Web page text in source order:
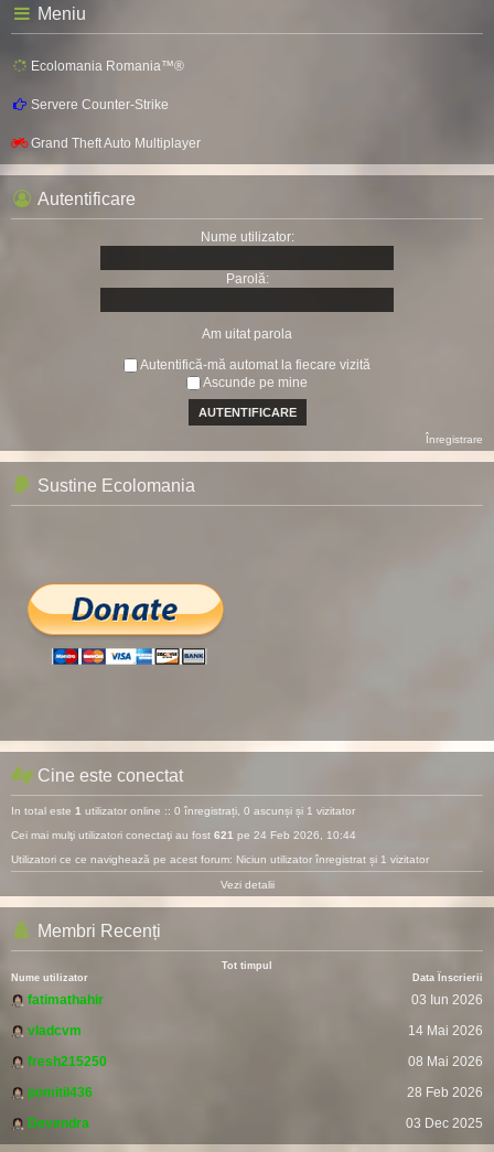
Meniu
Ecolomania Romania™®
Servere Counter-Strike
Grand Theft Auto Multiplayer
Autentificare
Nume utilizator:
Parolă:
Am uitat parola
Autentifică-mă automat la fiecare vizită
Ascunde pe mine
Înregistrare
Sustine Ecolomania
Cine este conectat
In total este 1 utilizator online :: 0 înregistrați, 0 ascunși și 1 vizitator
Cei mai mulţi utilizatori conectaţi au fost 621 pe 24 Feb 2026, 10:44
Utilizatori ce ce navighează pe acest forum: Niciun utilizator înregistrat și 1 vizitator
Vezi detalii
Membri Recenți
Tot timpul
Nume utilizator
Data Înscrierii
fatimathahir
03 Iun 2026
vladcvm
14 Mai 2026
fresh215250
08 Mai 2026
pomitil436
28 Feb 2026
Devendra
03 Dec 2025